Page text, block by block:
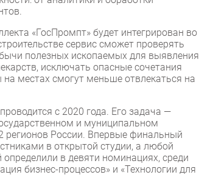
«ГосПромпт» будет интегрирован во
сервис сможет проверять
полезных ископаемых для выявления
исключать опасные сочетания
местах смогут меньше отвлекаться на
с 2020 года. Его задача —
и муниципальном
регионов России. Впервые финальный
в открытой студии, а любой
в девяти номинациях, среди
биз­нес-про­цес­сов» и «Тех­но­логии для